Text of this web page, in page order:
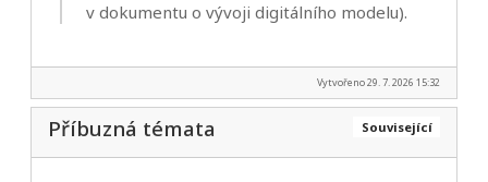
v dokumentu o vývoji digitálního modelu).
Vytvořeno 29. 7. 2026 15:32
Související
Příbuzná témata